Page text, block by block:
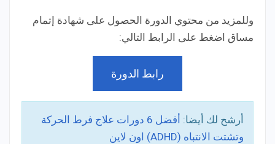
وللمزيد من محتوي الدورة الحصول على شهادة إتمام
مساق اضغط على الرابط التالي:
رابط الدورة
أرشح لك أيضا:
أفضل 6 دورات علاج فرط الحركة
وتشتت الانتباه (ADHD) اون لاين